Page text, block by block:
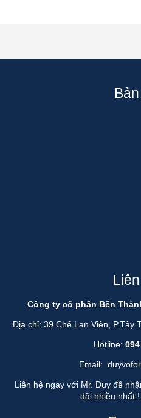
Công ty cổ phần Bến
Địa chỉ: 39 Chế Lan Viên, P.Tây
Hotline:
Email:
Liên hệ ngay với Mr. Duy để
đãi nhiều nhất !